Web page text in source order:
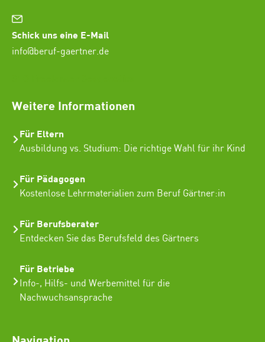
Schick uns eine E-Mail
info@beruf-gaertner.de
Weitere Informationen
Für Eltern
Ausbildung vs. Studium: Die richtige Wahl für ihr Kind
Für Pädagogen
Kostenlose Lehrmaterialien zum Beruf Gärtner:in
Für Berufsberater
Entdecken Sie das Berufsfeld des Gärtners
Für Betriebe
Info-, Hilfs- und Werbemittel für die
Nachwuchsansprache